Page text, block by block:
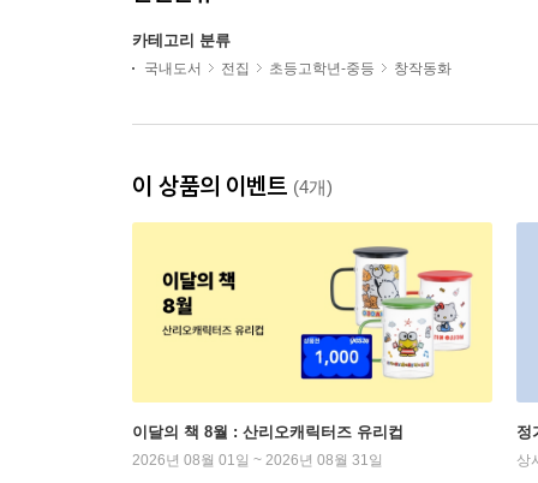
카테고리 분류
국내도서 전집 초등고학년-중등 창작동화
이 상품의 이벤트 (4개)
이달의 책 8월 : 산리오캐릭터즈 유리컵
2026년 08월 01일 ~ 2026년 08월 31일
정
상